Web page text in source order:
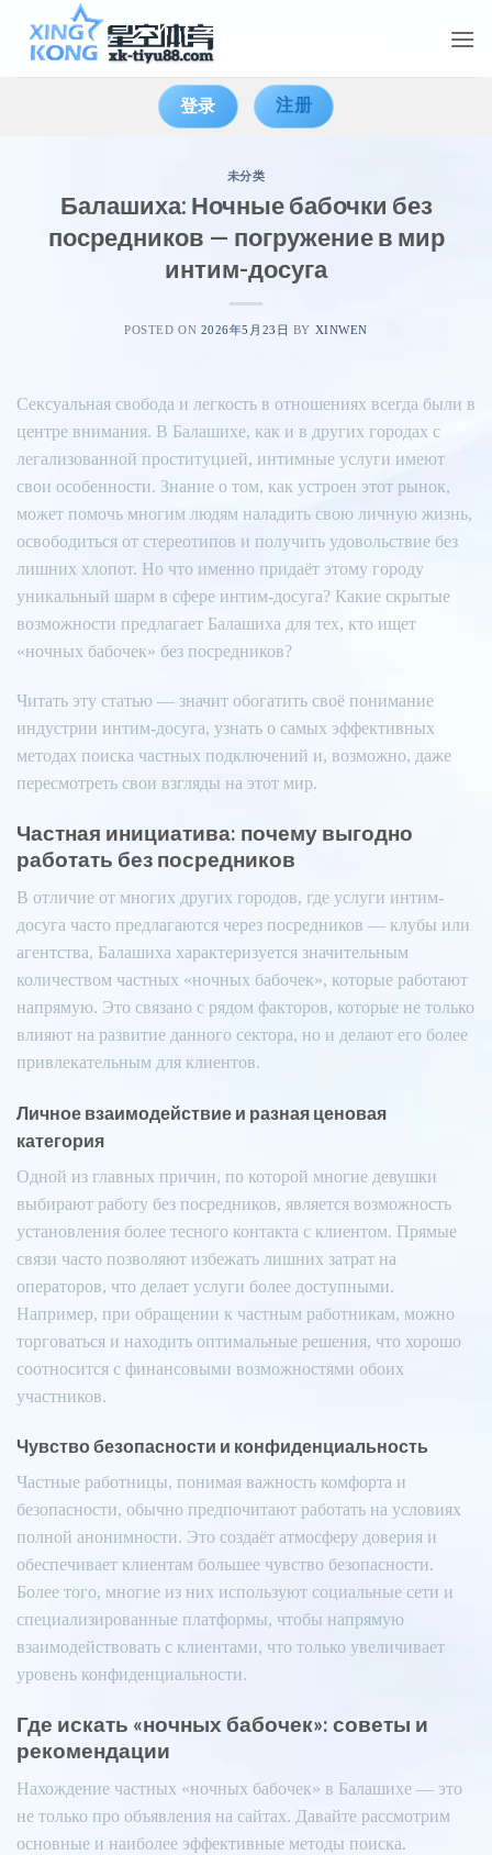
登录 注册
未分类
Балашиха: Ночные бабочки без
посредников — погружение в мир
интим-досуга
POSTED ON 2026年5月23日 BY XINWEN
Сексуальная свобода и легкость в отношениях всегда были в
центре внимания. В Балашихе, как и в других городах с
легализованной проституцией, интимные услуги имеют
свои особенности. Знание о том, как устроен этот рынок,
может помочь многим людям наладить свою личную жизнь,
освободиться от стереотипов и получить удовольствие без
лишних хлопот. Но что именно придаёт этому городу
уникальный шарм в сфере интим-досуга? Какие скрытые
возможности предлагает Балашиха для тех, кто ищет
«ночных бабочек» без посредников?
Читать эту статью — значит обогатить своё понимание
индустрии интим-досуга, узнать о самых эффективных
методах поиска частных подключений и, возможно, даже
пересмотреть свои взгляды на этот мир.
Частная инициатива: почему выгодно
работать без посредников
В отличие от многих других городов, где услуги интим-
досуга часто предлагаются через посредников — клубы или
агентства, Балашиха характеризуется значительным
количеством частных «ночных бабочек», которые работают
напрямую. Это связано с рядом факторов, которые не только
влияют на развитие данного сектора, но и делают его более
привлекательным для клиентов.
Личное взаимодействие и разная ценовая
категория
Одной из главных причин, по которой многие девушки
выбирают работу без посредников, является возможность
установления более тесного контакта с клиентом. Прямые
связи часто позволяют избежать лишних затрат на
операторов, что делает услуги более доступными.
Например, при обращении к частным работникам, можно
торговаться и находить оптимальные решения, что хорошо
соотносится с финансовыми возможностями обоих
участников.
Чувство безопасности и конфиденциальность
Частные работницы, понимая важность комфорта и
безопасности, обычно предпочитают работать на условиях
полной анонимности. Это создаёт атмосферу доверия и
обеспечивает клиентам большее чувство безопасности.
Более того, многие из них используют социальные сети и
специализированные платформы, чтобы напрямую
взаимодействовать с клиентами, что только увеличивает
уровень конфиденциальности.
Где искать «ночных бабочек»: советы и
рекомендации
Нахождение частных «ночных бабочек» в Балашихе — это
не только про объявления на сайтах. Давайте рассмотрим
основные и наиболее эффективные методы поиска.